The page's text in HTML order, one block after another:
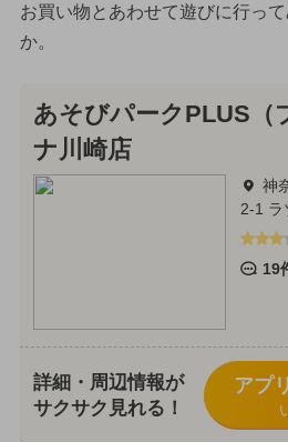
お買い物とあわせて遊びに行っ
か。
あそびパークPLUS（
ナ川崎店
神
2-1 ラ
19
詳細・周辺情報が
サクサク見れる！
アプ